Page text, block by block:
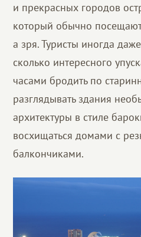
и прекрасных городов
который обычно
а зря. Туристы иногда
сколько интересного
часами бродить по
разглядывать здания
архитектуры в стиле
восхищаться домами с
балкончиками.